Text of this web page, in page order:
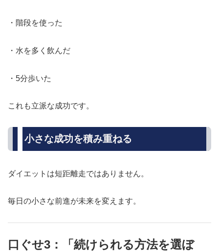
・階段を使った
・水を多く飲んだ
・5分歩いた
これも立派な成功です。
小さな成功を積み重ねる
ダイエットは短距離走ではありません。
毎日の小さな前進が未来を変えます。
口ぐせ3：「続けられる方法を選ぼ